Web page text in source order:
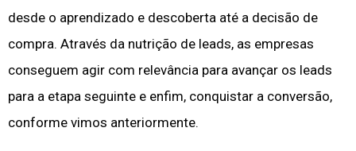
desde o aprendizado e descoberta até a decisão de
compra. Através da nutrição de leads, as empresas
conseguem agir com relevância para avançar os leads
para a etapa seguinte e enfim, conquistar a conversão,
conforme vimos anteriormente.